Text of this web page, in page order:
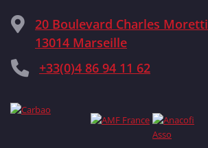
20 Boulevard Charles Moretti
13014 Marseille
+33(0)4 86 94 11 62